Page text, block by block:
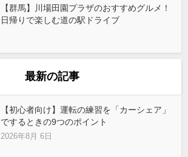
【群馬】川場田園プラザのおすすめグルメ！
日帰りで楽しむ道の駅ドライブ
最新の記事
【初心者向け】運転の練習を「カーシェア」
でするときの9つのポイント
2026年8月 6日